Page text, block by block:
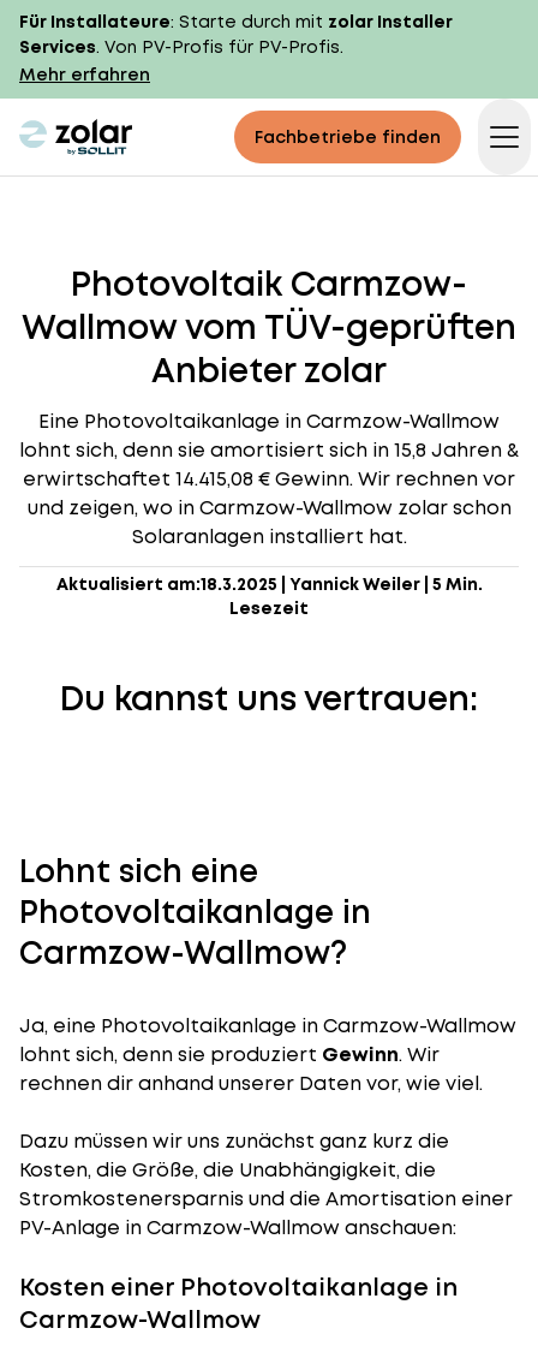
Für Installateure: Starte durch mit zolar Installer
Services. Von PV-Profis für PV-Profis.
Mehr erfahren
zolar logo Fachbetriebe finden
Photovoltaik Carmzow-
Wallmow vom TÜV-geprüften
Anbieter zolar
Eine Photovoltaikanlage in Carmzow-Wallmow
lohnt sich, denn sie amortisiert sich in 15,8 Jahren &
erwirtschaftet 14.415,08 € Gewinn. Wir rechnen vor
und zeigen, wo in Carmzow-Wallmow zolar schon
Solaranlagen installiert hat.
Aktualisiert am:18.3.2025 Yannick Weiler| 5 Min.
Lesezeit
Du kannst uns vertrauen:
Lohnt sich eine
Photovoltaikanlage in
Carmzow-Wallmow?
Ja, eine Photovoltaikanlage in Carmzow-Wallmow
lohnt sich, denn sie produziert Gewinn. Wir
rechnen dir anhand unserer Daten vor, wie viel.
Dazu müssen wir uns zunächst ganz kurz die
Kosten, die Größe, die Unabhängigkeit, die
Stromkostenersparnis und die Amortisation einer
PV-Anlage in Carmzow-Wallmow anschauen:
Kosten einer Photovoltaikanlage in
Carmzow-Wallmow